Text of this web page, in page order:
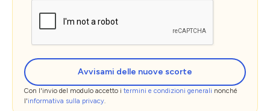
Avvisami delle nuove scorte
Con l'invio del modulo accetto i termini e condizioni generali nonché
l'informativa sulla privacy.